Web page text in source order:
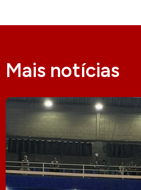
Mais notícias